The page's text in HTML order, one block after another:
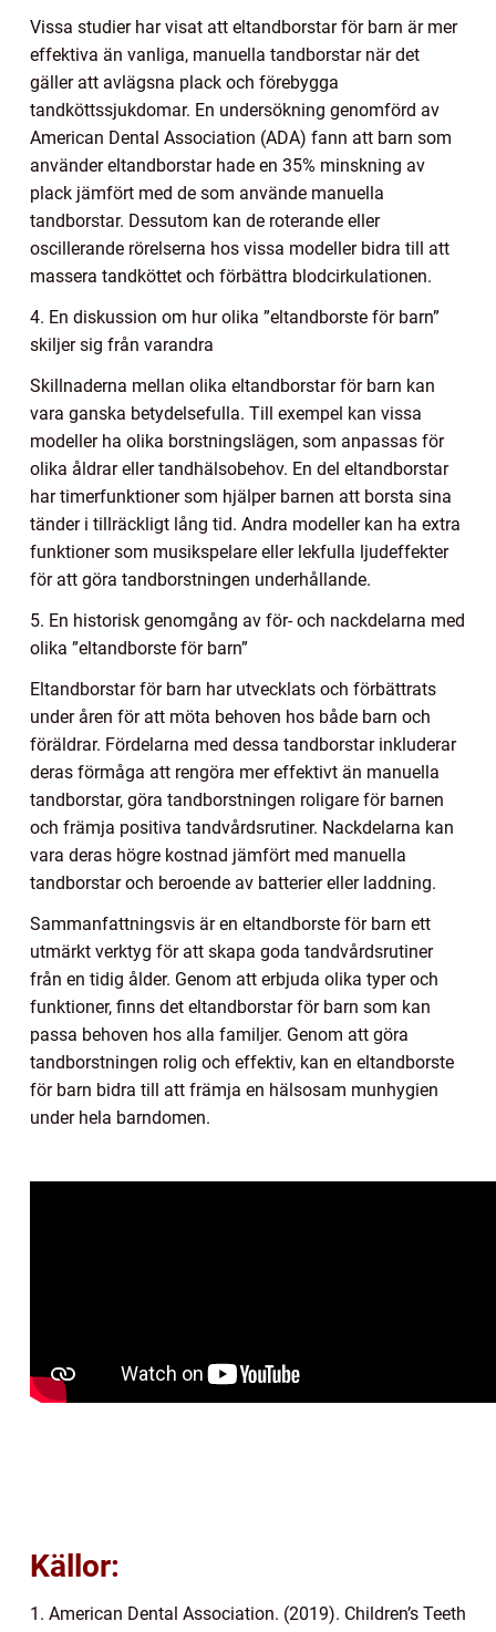
Vissa studier har visat att eltandborstar för barn är mer
effektiva än vanliga, manuella tandborstar när det
gäller att avlägsna plack och förebygga
tandköttssjukdomar. En undersökning genomförd av
American Dental Association (ADA) fann att barn som
använder eltandborstar hade en 35% minskning av
plack jämfört med de som använde manuella
tandborstar. Dessutom kan de roterande eller
oscillerande rörelserna hos vissa modeller bidra till att
massera tandköttet och förbättra blodcirkulationen.
4. En diskussion om hur olika ”eltandborste för barn”
skiljer sig från varandra
Skillnaderna mellan olika eltandborstar för barn kan
vara ganska betydelsefulla. Till exempel kan vissa
modeller ha olika borstningslägen, som anpassas för
olika åldrar eller tandhälsobehov. En del eltandborstar
har timerfunktioner som hjälper barnen att borsta sina
tänder i tillräckligt lång tid. Andra modeller kan ha extra
funktioner som musikspelare eller lekfulla ljudeffekter
för att göra tandborstningen underhållande.
5. En historisk genomgång av för- och nackdelarna med
olika ”eltandborste för barn”
Eltandborstar för barn har utvecklats och förbättrats
under åren för att möta behoven hos både barn och
föräldrar. Fördelarna med dessa tandborstar inkluderar
deras förmåga att rengöra mer effektivt än manuella
tandborstar, göra tandborstningen roligare för barnen
och främja positiva tandvårdsrutiner. Nackdelarna kan
vara deras högre kostnad jämfört med manuella
tandborstar och beroende av batterier eller laddning.
Sammanfattningsvis är en eltandborste för barn ett
utmärkt verktyg för att skapa goda tandvårdsrutiner
från en tidig ålder. Genom att erbjuda olika typer och
funktioner, finns det eltandborstar för barn som kan
passa behoven hos alla familjer. Genom att göra
tandborstningen rolig och effektiv, kan en eltandborste
för barn bidra till att främja en hälsosam munhygien
under hela barndomen.
Källor:
1. American Dental Association. (2019). Children’s Teeth